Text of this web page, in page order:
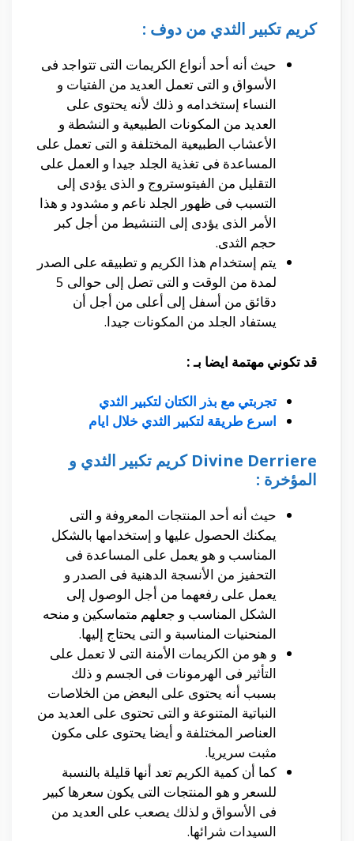
كريم تكبير الثدي من دوف :
حيث أنه أحد أنواع الكريمات التى تتواجد فى
الأسواق و التى تعمل العديد من الفتيات و
النساء إستخدامه و ذلك لأنه يحتوى على
العديد من المكونات الطبيعية و النشطة و
الأعشاب الطبيعية المختلفة و التى تعمل على
المساعدة فى تغذية الجلد جيدا و العمل على
التقليل من الفيتوستروج و الذى يؤدى إلى
التسبب فى ظهور الجلد ناعم و مشدود و هذا
الأمر الذى يؤدى إلى التنشيط من أجل كبر
حجم الثدى.
يتم إستخدام هذا الكريم و تطبيقه على الصدر
لمدة من الوقت و التى تصل إلى حوالى 5
دقائق من أسفل إلى أعلى من أجل أن
يستفاد الجلد من المكونات جيدا.
قد تكوني مهتمة ايضا بـ :
تجربتي مع بذر الكتان لتكبير الثدي
اسرع طريقة لتكبير الثدي خلال ايام
Divine Derriere كريم تكبير الثدي و
المؤخرة :
حيث أنه أحد المنتجات المعروفة و التى
يمكنك الحصول عليها و إستخدامها بالشكل
المناسب و هو يعمل على المساعدة فى
التحفيز من الأنسجة الدهنية فى الصدر و
يعمل على رفعهما من أجل الوصول إلى
الشكل المناسب و جعلهم متماسكين و منحه
المنحنيات المناسبة و التى يحتاج إليها.
و هو من الكريمات الأمنة التى لا تعمل على
التأثير فى الهرمونات فى الجسم و ذلك
بسبب أنه يحتوى على البعض من الخلاصات
النباتية المتنوعة و التى تحتوى على العديد من
العناصر المختلفة و أيضا يحتوى على مكون
مثبت سريريا.
كما أن كمية الكريم تعد أنها قليلة بالنسبة
للسعر و هو المنتجات التى يكون سعرها كبير
فى الأسواق و لذلك يصعب على العديد من
السيدات شرائها.